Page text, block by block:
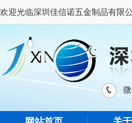
欢迎光临深圳佳信诺五金制品有限